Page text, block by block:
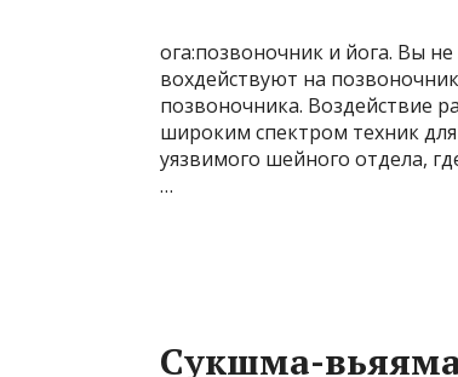
ога:позвоночник и йога. Вы
вохдействуют на
позвоночника. Воздействие
широким спектром техник
уязвимого шейного отдела,
…
Cукшма-